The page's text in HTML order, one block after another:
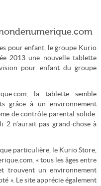
pour enfant, le groupe Kurio
2013 une nouvelle tablette
pour enfant du groupe
la tablette semble
grâce à un environnement
de contrôle parental solide.
n’aurait pas grand-chose à
particulière, le Kurio Store,
« tous les âges entre
trouvent un environnement
». Le site apprécie également